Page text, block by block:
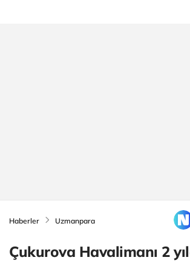
Haberler Uzmanpara
Çukurova Havalimanı 2